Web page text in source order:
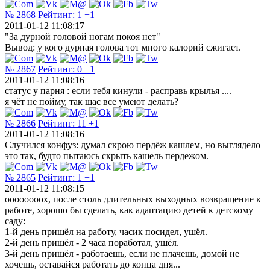
№ 2868 Рейтинг: 1 +1
2011-01-12 11:08:17
"За дурной головой ногам покоя нет"
Вывод: у кого дурная голова тот много калорий сжигает.
№ 2867 Рейтинг: 0 +1
2011-01-12 11:08:16
статус у парня : если тебя кинули - расправь крылья ....
я чёт не пойму, так щас все умеют делать?
№ 2866 Рейтинг: 11 +1
2011-01-12 11:08:16
Случился конфуз: думал скрою пердёж кашлем, но выглядело
это так, будто пытаюсь скрыть кашель пердежом.
№ 2865 Рейтинг: 1 +1
2011-01-12 11:08:15
оооооооох, после столь длительных выходных возвращение к
работе, хорошо бы сделать, как адаптацию детей к детскому
саду:
1-й день пришёл на работу, часик посидел, ушёл.
2-й день пришёл - 2 часа поработал, ушёл.
3-й день пришёл - работаешь, если не плачешь, домой не
хочешь, оставайся работать до конца дня...